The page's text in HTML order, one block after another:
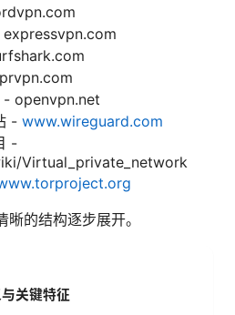
- openvpn.net
- www.wireguard.com
-
Virtual_private_network
的结构逐步展开。
关键特征